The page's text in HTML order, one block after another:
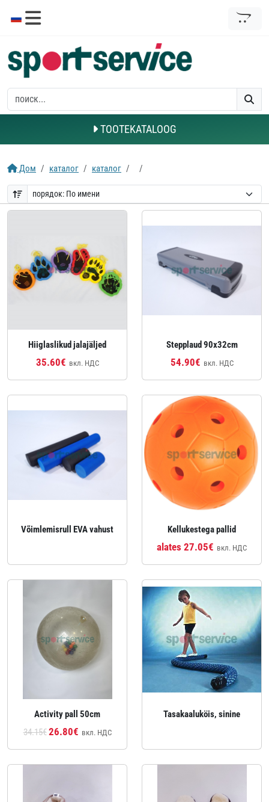
TOOTEKATALOOG
Дом каталог каталог
Hiiglaslikud jalajäljed
35.60€ вкл. НДС
Stepplaud 90x32cm
54.90€ вкл. НДС
Võimlemisrull EVA vahust Kellukestega pallid
alates 27.05€ вкл. НДС
Activity pall 50cm
34.15€26.80€ вкл. НДС
Tasakaaluköis, sinine